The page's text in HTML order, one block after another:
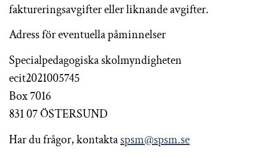
faktureringsavgifter eller liknande avgifter.
Adress för eventuella påminnelser
Specialpedagogiska skolmyndigheten
ecit2021005745
Box 7016
831 07 ÖSTERSUND
Har du frågor, kontaktaspsm@spsm.se